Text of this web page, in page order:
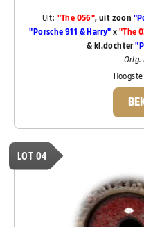
Uit: "The 056", uit zoon
"Porsche 911 & Harry" x "The
& kl.dochter
Orig.
LOT 04